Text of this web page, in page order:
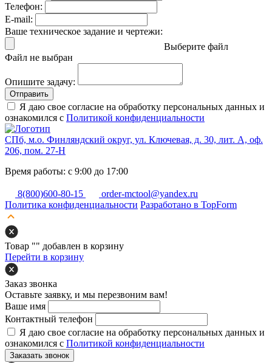
Телефон:
E-mail:
Ваше техническое задание и чертежи:
Выберите файл
Файл не выбран
Опишите задачу:
Отправить
Я даю свое согласие на обработку персональных данных и
ознакомился с Политикой конфиденциальности
СПб, м.о. Финляндский округ, ул. Ключевая, д. 30, лит. А, оф.
206, пом. 27-Н
Время работы: с 9:00 до 17:00
8(800)600-80-15
order-mctool@yandex.ru
Политика конфиденциальности Разработано в TopForm
Товар "" добавлен в корзину
Перейти в корзину
Заказ звонка
Оставьте заявку, и мы перезвоним вам!
Ваше имя
Контактный телефон
Я даю свое согласие на обработку персональных данных и
ознакомился с Политикой конфиденциальности
Заказать звонок